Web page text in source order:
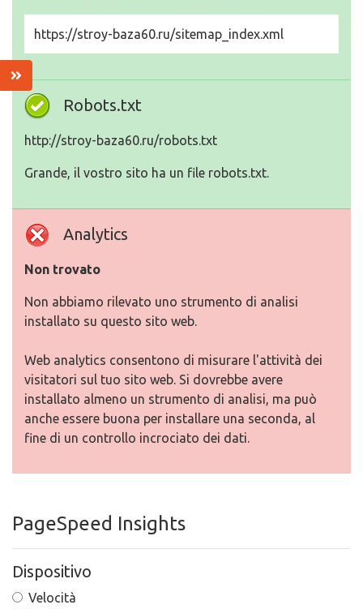
https://stroy-baza60.ru/sitemap_index.xml
Robots.txt
http://stroy-baza60.ru/robots.txt
Grande, il vostro sito ha un file robots.txt.
Analytics
Non trovato
Non abbiamo rilevato uno strumento di analisi
installato su questo sito web.
Web analytics consentono di misurare l'attività dei
visitatori sul tuo sito web. Si dovrebbe avere
installato almeno un strumento di analisi, ma può
anche essere buona per installare una seconda, al
fine di un controllo incrociato dei dati.
PageSpeed Insights
Dispositivo
Velocità